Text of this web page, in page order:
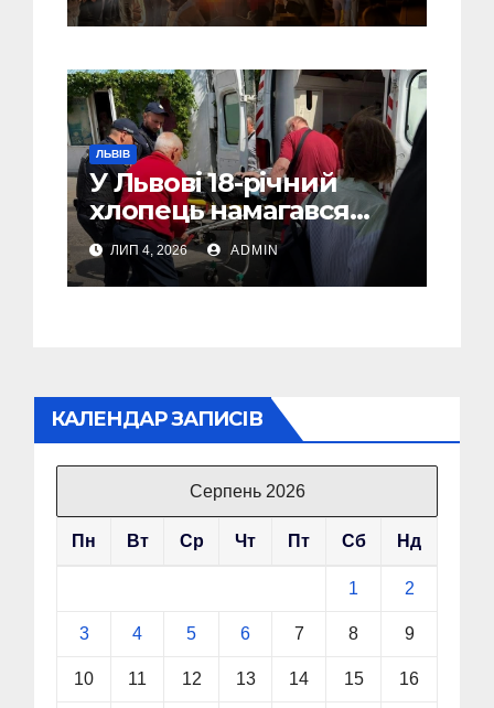
розпочато
Відео)
ЛЬВІВ
У Львові 18-річний
хлопець намагався
вчинити самогубство
ЛИП 4, 2026 ADMIN
КАЛЕНДАР ЗАПИСІВ
Серпень 2026
Пн Вт Ср Чт Пт Сб Нд
1 2
3 4 5 6 7 8 9
10 11 12 13 14 15 16